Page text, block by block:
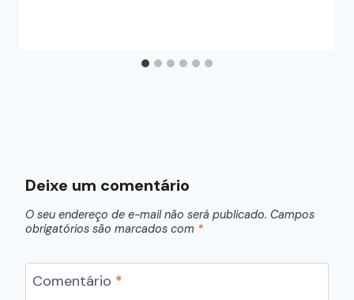
Deixe um comentário
O seu endereço de e-mail não será publicado. Campos
obrigatórios são marcados com *
Comentário *